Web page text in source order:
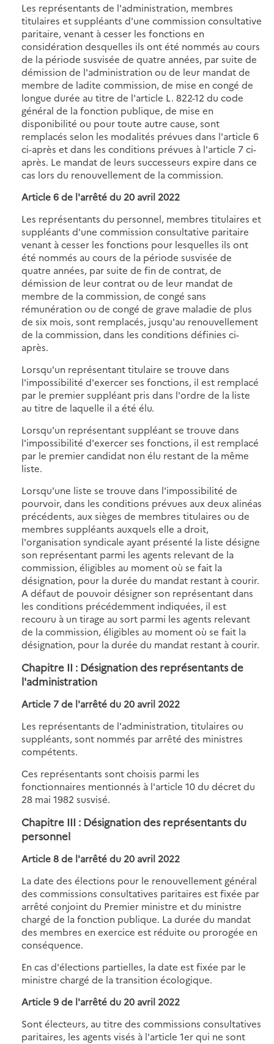
Les représentants de l'administration, membres
titulaires et suppléants d'une commission consultative
paritaire, venant à cesser les fonctions en
considération desquelles ils ont été nommés au cours
de la période susvisée de quatre années, par suite de
démission de l'administration ou de leur mandat de
membre de ladite commission, de mise en congé de
longue durée au titre de l'article L. 822-12 du code
général de la fonction publique, de mise en
disponibilité ou pour toute autre cause, sont
remplacés selon les modalités prévues dans l'article 6
ci-après et dans les conditions prévues à l'article 7 ci-
après. Le mandat de leurs successeurs expire dans ce
cas lors du renouvellement de la commission.
Article 6 de l'arrêté du 20 avril 2022
Les représentants du personnel, membres titulaires et
suppléants d'une commission consultative paritaire
venant à cesser les fonctions pour lesquelles ils ont
été nommés au cours de la période susvisée de
quatre années, par suite de fin de contrat, de
démission de leur contrat ou de leur mandat de
membre de la commission, de congé sans
rémunération ou de congé de grave maladie de plus
de six mois, sont remplacés, jusqu'au renouvellement
de la commission, dans les conditions définies ci-
après.
Lorsqu'un représentant titulaire se trouve dans
l'impossibilité d'exercer ses fonctions, il est remplacé
par le premier suppléant pris dans l'ordre de la liste
au titre de laquelle il a été élu.
Lorsqu'un représentant suppléant se trouve dans
l'impossibilité d'exercer ses fonctions, il est remplacé
par le premier candidat non élu restant de la même
liste.
Lorsqu'une liste se trouve dans l'impossibilité de
pourvoir, dans les conditions prévues aux deux alinéas
précédents, aux sièges de membres titulaires ou de
membres suppléants auxquels elle a droit,
l'organisation syndicale ayant présenté la liste désigne
son représentant parmi les agents relevant de la
commission, éligibles au moment où se fait la
désignation, pour la durée du mandat restant à courir.
A défaut de pouvoir désigner son représentant dans
les conditions précédemment indiquées, il est
recouru à un tirage au sort parmi les agents relevant
de la commission, éligibles au moment où se fait la
désignation, pour la durée du mandat restant à courir.
Chapitre II : Désignation des représentants de
l'administration
Article 7 de l'arrêté du 20 avril 2022
Les représentants de l'administration, titulaires ou
suppléants, sont nommés par arrêté des ministres
compétents.
Ces représentants sont choisis parmi les
fonctionnaires mentionnés à l'article 10 du décret du
28 mai 1982 susvisé.
Chapitre III : Désignation des représentants du
personnel
Article 8 de l'arrêté du 20 avril 2022
La date des élections pour le renouvellement général
des commissions consultatives paritaires est fixée par
arrêté conjoint du Premier ministre et du ministre
chargé de la fonction publique. La durée du mandat
des membres en exercice est réduite ou prorogée en
conséquence.
En cas d'élections partielles, la date est fixée par le
ministre chargé de la transition écologique.
Article 9 de l'arrêté du 20 avril 2022
Sont électeurs, au titre des commissions consultatives
paritaires, les agents visés à l'article 1er qui ne sont